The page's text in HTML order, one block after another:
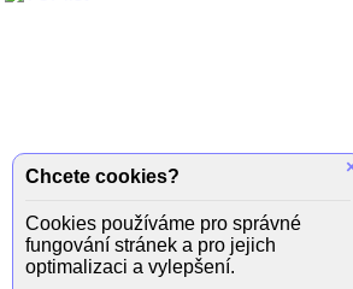
Chcete cookies?
Cookies používáme pro správné
fungování stránek a pro jejich
optimalizaci a vylepšení.